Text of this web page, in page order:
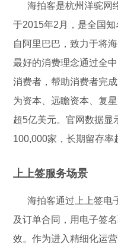
海拍客是杭州洋驼网
于2015年2月，是全国
自阿里巴巴，致力于将
最好的消费理念通过全
消费者，帮助消费者完
为资本、远瞻资本、复
超5亿美元。官网数据显
100,000家，长期留存率
上上签服务场景
海拍客通过上上签电
及订单合同，用电子签
效。作为进入精细化运